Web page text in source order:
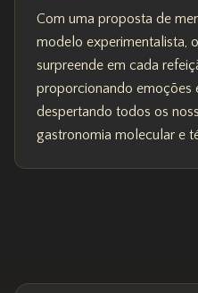
Com uma proposta de
modelo experimentalista,
surpreende em cada
proporcionando emoções
despertando todos os
gastronomia molecular e